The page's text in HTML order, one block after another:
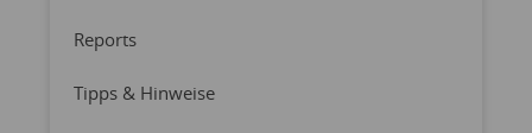
Reports
Tipps & Hinweise